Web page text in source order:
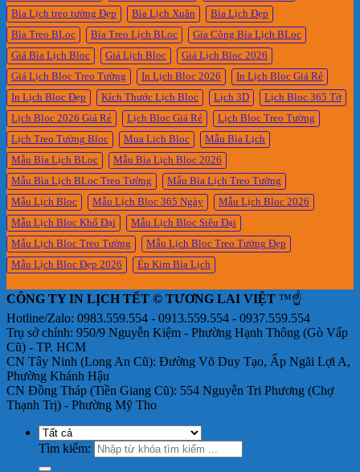
Bìa Lịch treo tường Đẹp
Bìa Lịch Xuân
Bìa Lịch Đẹp
Bìa Treo BLoc
Bìa Treo Lịch BLoc
Gia Công Bìa Lịch BLoc
Giá Bìa Lịch Bloc
Giá Lịch Bloc
Giá Lịch Bloc 2026
Giá Lịch Bloc Treo Tường
In Lịch Bloc 2026
In Lịch Bloc Giá Rẻ
In Lịch Bloc Đẹp
Kích Thước Lịch Bloc Lịch 3D
Lịch Bloc 365 Tờ
Lịch Bloc 2026 Giá Rẻ
Lịch Bloc Giá Rẻ
Lịch Bloc Treo Tường
Lịch Treo Tường Bloc
Mua Lich Bloc
Mẫu Bìa Lịch
Mẫu Bìa Lịch BLoc
Mẫu Bìa Lịch Bloc 2026
Mẫu Bìa Lịch BLoc Treo Tường
Mẫu Bìa Lịch Treo Tường
Mẫu Lịch Bloc
Mẫu Lịch Bloc 365 Ngày
Mẫu Lịch Bloc 2026
Mẫu Lịch Bloc Khổ Đại
Mẫu Lịch Bloc Siêu Đại
Mẫu Lịch Bloc Treo Tường
Mẫu Lịch Bloc Treo Tường Đẹp
Mẫu Lịch Bloc Đẹp 2026
Ép Kim Bìa Lịch
CÔNG TY IN LỊCH TẾT © TƯƠNG LAI VIỆT ™☝️
Hotline/Zalo: 0983.559.554 - 0913.559.554 - 0937.559.554
Trụ sở chính: 950/9 Nguyễn Kiệm - Phường Hạnh Thông (Gò Vấp
Cũ) - TP. HCM
CN Tây Ninh (Long An Cũ): Đường Võ Duy Tạo, Ấp Ngãi Lợi A,
Phường Khánh Hậu
CN Đồng Tháp (Tiền Giang Cũ): 554 Nguyễn Tri Phương (Chợ
Thạnh Trị) - Phường Mỹ Tho
Tìm kiếm: